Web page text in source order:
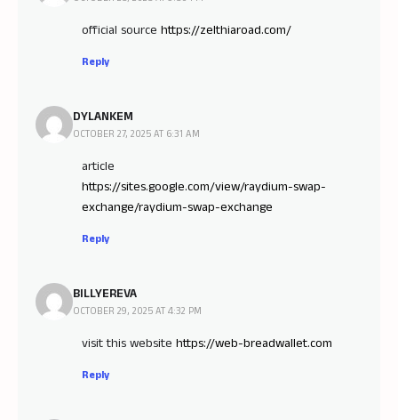
official source https://zelthiaroad.com/
Reply
DYLANKEM
OCTOBER 27, 2025 AT 6:31 AM
article
https://sites.google.com/view/raydium-swap-
exchange/raydium-swap-exchange
Reply
BILLYEREVA
OCTOBER 29, 2025 AT 4:32 PM
visit this website https://web-breadwallet.com
Reply